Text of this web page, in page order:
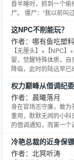
昏半睡时，抓到一个
尸。 僵尸：“我以前叫
中二非主流僵尸。 . 秦
带出去的时候非常兴奋
这NPC不削能玩？
作者：哪有鱼吃塑料
【无厘头】+【NPC
婴，觉醒特殊体质，
降临，此时的陆远早已
手村该有的数值？这
我不知道啊，他们一上
权力巅峰从借调纪
作者：晨曦落月
身在官场志守廉，敢
重用，默默无闻的小
的借调通知，而第一个
冷艳总裁的近身保镖
作者：北冥听涛